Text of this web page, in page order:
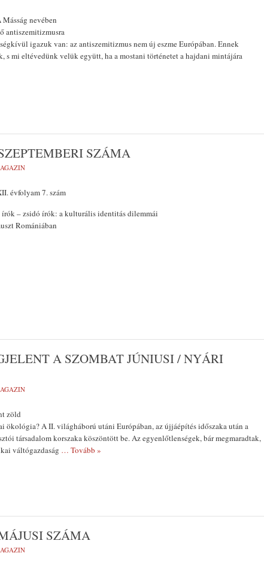
nevében
antiszemitizmusra
igazuk van: az antiszemitizmus nem új eszme Európában. Ennek
s mi eltévedünk velük együtt, ha a mostani történetet a hajdani mintájára
SZÁMA
évfolyam 7. szám
– zsidó írók: a kulturális identitás dilemmái
Romániában
A SZOMBAT JÚNIUSI / NYÁRI
zöld
ökológia? A II. világháború utáni Európában, az újjáépítés időszaka után a
társadalom korszaka köszöntött be. Az egyenlőtlenségek, bár megmaradtak,
váltógazdaság … Tovább »
SZÁMA